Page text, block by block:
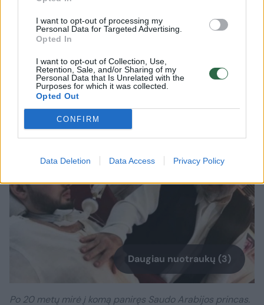
I want to opt-out of processing my
Personal Data for Targeted Advertising.
Opted In
I want to opt-out of Collection, Use,
Retention, Sale, and/or Sharing of my
Personal Data that Is Unrelated with the
Purposes for which it was collected.
Opted Out
CONFIRM
Data Deletion Data Access Privacy Policy
gedime savo mylimo sūnaus – Saudo
Arabijos princo Alwaleedo bin Khalido bin
Talalo bin Abdulazizo Al Saudo. Tegul Alachas
jam būna gailestingas – jis pasaulį paliko
šiandien“, – teigė jis.
Daugiau nuotraukų (3)
Po 20 metų mirė į komą paniręs Saudo Arabijos princas.